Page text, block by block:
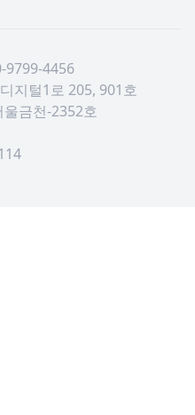
9799-4456
지털1로 205, 901호
금천-2352호